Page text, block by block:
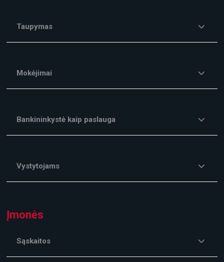
Taupymas
Mokėjimai
Bankininkystė kaip paslauga
Vystytojams
Įmonės
Sąskaitos